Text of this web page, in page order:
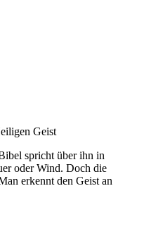
Geist
spricht über ihn in
oder Wind. Doch die
erkennt den Geist an